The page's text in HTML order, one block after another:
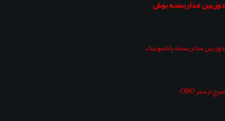
دوربین مداربسته بوش
دوربین مداربسته پاناسونیک
سرج ارستر OBO